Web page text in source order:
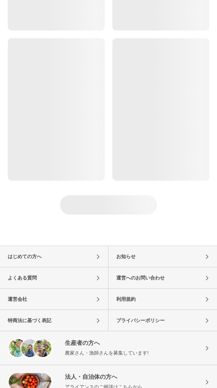
はじめての方へ お知らせ
よくある質問 運営へのお問い合わせ
運営会社 利用規約
特商法に基づく表記 プライバシーポリシー
生産者の方へ
農家さん・漁師さんを募集しています!
法人・自治体の方へ
アライアンスのご相談はこちらから